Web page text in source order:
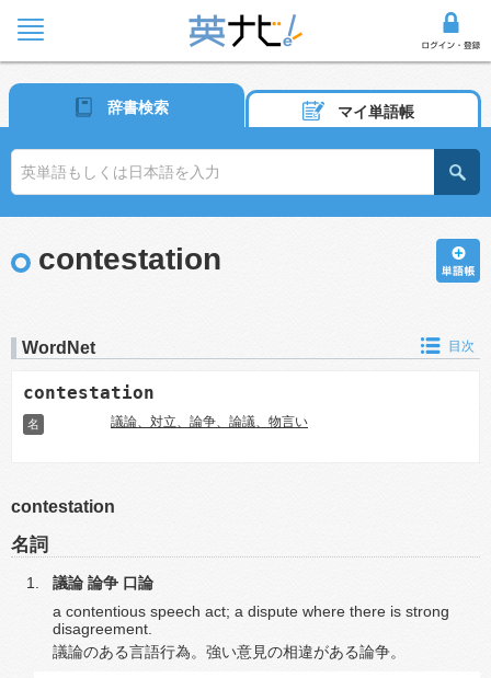
辞書検索 マイ単語帳
contestation
WordNet 目次
contestation
名 議論、対立、論争、論議、物言い
contestation
名詞
議論 論争 口論
a contentious speech act; a dispute where there is strong
disagreement.
議論のある言語行為。強い意見の相違がある論争。